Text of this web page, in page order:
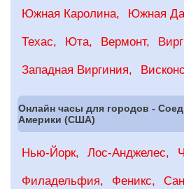
Южная Каролина Южная
Техас Юта Вермонт
Западная Виргиния
Онлайн часы для городов -
Америки (США)
Нью-Йорк Лос-Анджелес
Филадельфия Феникс